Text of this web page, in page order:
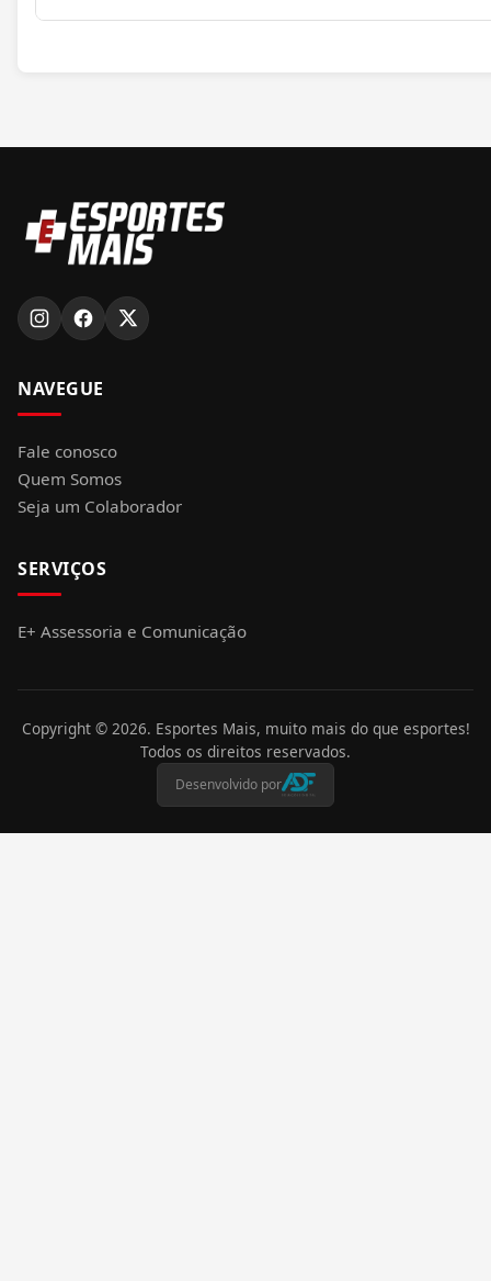
NAVEGUE
Fale conosco
Quem Somos
Seja um Colaborador
SERVIÇOS
E+ Assessoria e Comunicação
Copyright © 2026. Esportes Mais, muito mais do que esportes!
Todos os direitos reservados.
Desenvolvido por